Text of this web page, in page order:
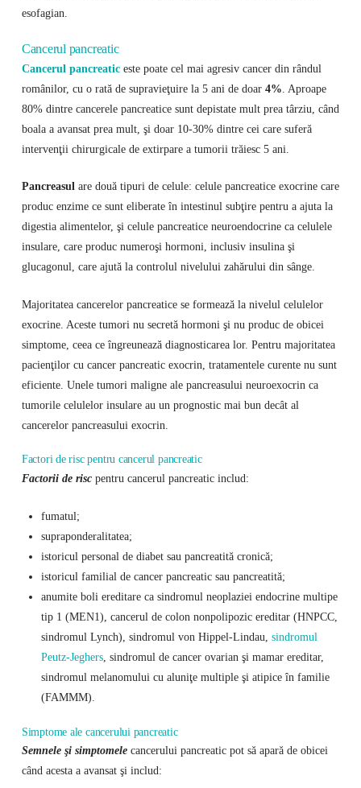
esofagian.
Cancerul pancreatic
Cancerul pancreaticeste poate cel mai agresiv cancer din rândul
românilor, cu o rată de supravieţuire la 5 ani de doar 4% . Aproape
80% dintre cancerele pancreatice sunt depistate mult prea târziu, când
boala a avansat prea mult, şi doar 10-30% dintre cei care suferă
intervenţii chirurgicale de extirpare a tumorii trăiesc 5 ani.
Pancreasulare două tipuri de celule: celule pancreatice exocrine care
produc enzime ce sunt eliberate în intestinul subţire pentru a ajuta la
digestia alimentelor, şi celule pancreatice neuroendocrine ca celulele
insulare, care produc numeroşi hormoni, inclusiv insulina şi
glucagonul, care ajută la controlul nivelului zahărului din sânge.
Majoritatea cancerelor pancreatice se formează la nivelul celulelor
exocrine. Aceste tumori nu secretă hormoni şi nu produc de obicei
simptome, ceea ce îngreunează diagnosticarea lor. Pentru majoritatea
pacienţilor cu cancer pancreatic exocrin, tratamentele curente nu sunt
eficiente. Unele tumori maligne ale pancreasului neuroexocrin ca
tumorile celulelor insulare au un prognostic mai bun decât al
cancerelor pancreasului exocrin.
Factori de risc pentru cancerul pancreatic
Factorii de riscpentru cancerul pancreatic includ:
fumatul;
supraponderalitatea;
istoricul personal de diabet sau pancreatită cronică;
istoricul familial de cancer pancreatic sau pancreatită;
anumite boli ereditare ca sindromul neoplaziei endocrine multipe
tip 1 (MEN1), cancerul de colon nonpolipozic ereditar (HNPCC,
sindromul Lynch), sindromul von Hippel-Lindau, sindromul
Peutz-Jeghers, sindromul de cancer ovarian şi mamar ereditar,
sindromul melanomului cu aluniţe multiple şi atipice în familie
(FAMMM).
Simptome ale cancerului pancreatic
Semnele şi simptomele cancerului pancreatic pot să apară de obicei
când acesta a avansat şi includ: